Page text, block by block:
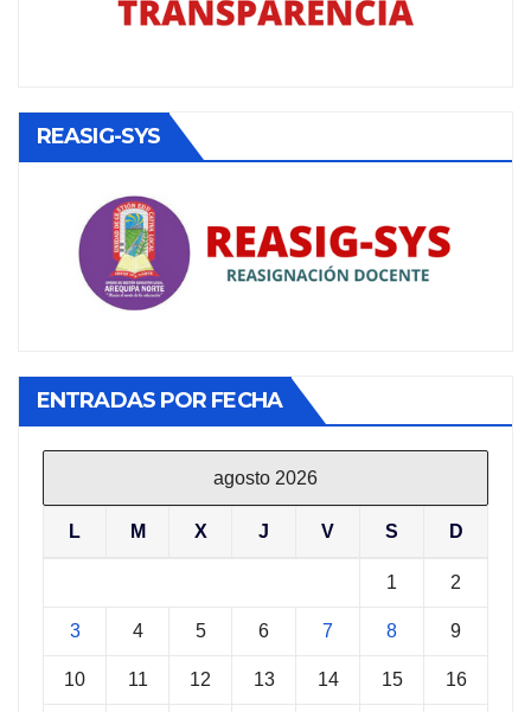
REASIG-SYS
ENTRADAS POR FECHA
agosto 2026
L M X J V S D
1 2
3 4 5 6 7 8 9
10 11 12 13 14 15 16